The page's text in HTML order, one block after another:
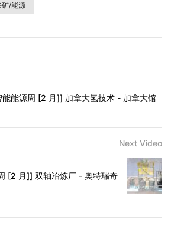
矿/能源
能源周 [2 月]] 加拿大氢技术 - 加拿大馆
Next Video
[2 月]] 双轴冶炼厂 - 奥特瑞奇